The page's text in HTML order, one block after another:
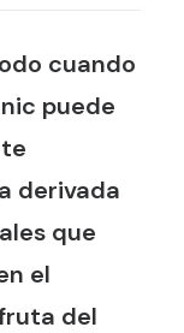
cuando
puede
derivada
que
el
del